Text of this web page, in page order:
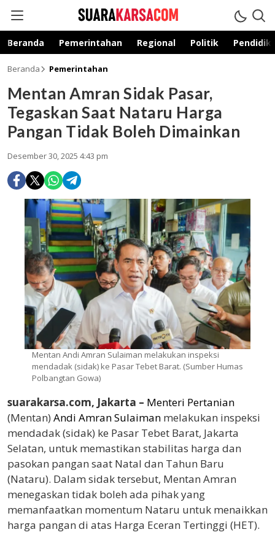
suarakarsa.com
Informasi terpercaya
Beranda Pemerintahan Regional Politik
Beranda Pemerintahan
Mentan Amran Sidak Pasar,
Tegaskan Saat Nataru Harga
Pangan Tidak Boleh Dimainkan
Desember 30, 2025 4:43 pm
Mentan Andi Amran Sulaiman melakukan inspeksi
mendadak (sidak) ke Pasar Tebet Barat. (Sumber Humas
Polbangtan Gowa)
suarakarsa.com, Jakarta – Menteri Pertanian
(Mentan) Andi Amran Sulaiman melakukan inspeksi
mendadak (sidak) ke Pasar Tebet Barat, Jakarta
Selatan, untuk memastikan stabilitas harga dan
pasokan pangan saat Natal dan Tahun Baru
(Nataru). Dalam sidak tersebut, Mentan Amran
menegaskan tidak boleh ada pihak yang
memanfaatkan momentum Nataru untuk menaikkan
harga pangan di atas Harga Eceran Tertinggi (HET).